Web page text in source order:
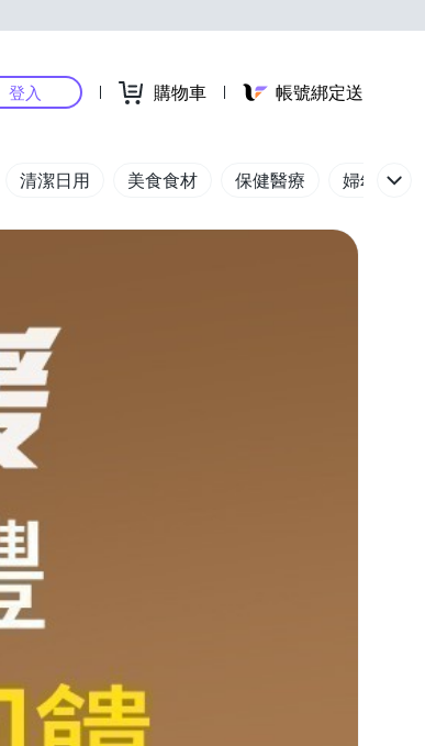
登入 購物車 帳號綁定送
清潔日用 美食食材 保健醫療 婦幼玩具